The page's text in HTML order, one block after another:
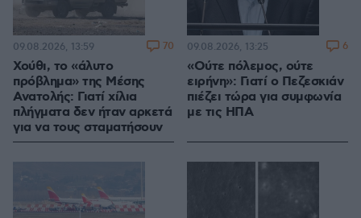
Χούθι, το «άλυτο
πρόβλημα» της Μέσης
Ανατολής: Γιατί χίλια
πλήγματα δεν ήταν αρκετά
για να τους σταματήσουν
09.08.2026, 13:59 70
«Ούτε πόλεμος, ούτε
ειρήνη»: Γιατί ο Πεζεσκιάν
πιέζει τώρα για συμφωνία
με τις ΗΠΑ
09.08.2026, 13:25 6